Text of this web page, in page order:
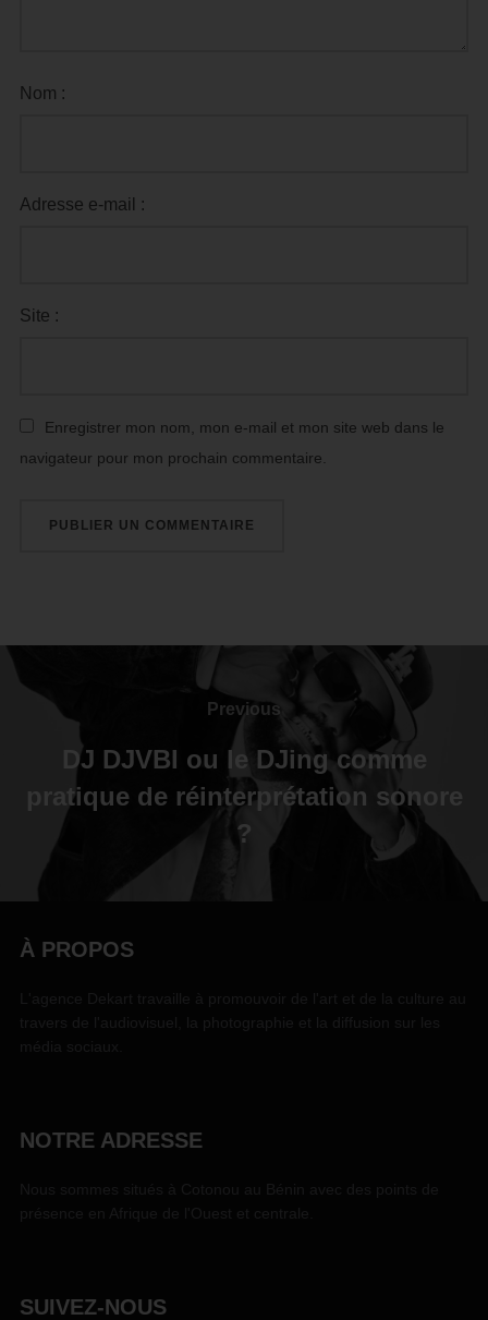
Nom :
Adresse e-mail :
Site :
Enregistrer mon nom, mon e-mail et mon site web dans le
navigateur pour mon prochain commentaire.
Previous
DJ DJVBI ou le DJing comme
pratique de réinterprétation sonore
?
À PROPOS
NOTRE ADRESSE
SUIVEZ-NOUS